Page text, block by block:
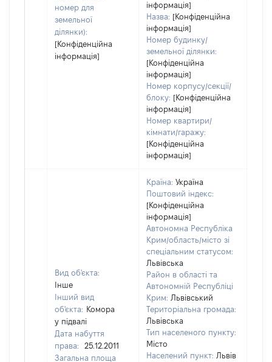
номер для
земельної
ділянки):
[Конфіденційна
інформація]
інформація]
Назва: [Конфіденційна
інформація]
Номер будинку/
земельної ділянки:
[Конфіденційна
інформація]
Номер корпусу/секції/
блоку: [Конфіденційна
інформація]
Номер квартири/
кімнати/гаражу:
[Конфіденційна
інформація]
Вид об'єкта:
Інше
Інший вид
об'єкта: Комора
у підвалі
Дата набуття
права:
25.12.2011
Загальна площа
Країна: Україна
Поштовий індекс:
[Конфіденційна
інформація]
Автономна Республіка
Крим/область/місто зі
спеціальним статусом:
Львівська
Район в області та
Автономній Республіці
Крим: Львівський
Територіальна громада:
Львівська
Тип населеного пункту:
Місто
Населений пункт: Львів